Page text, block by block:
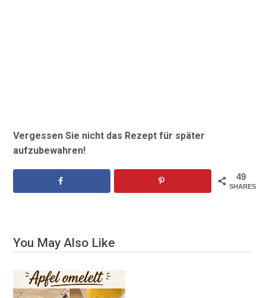
Vergessen Sie nicht das Rezept für später
aufzubewahren!
49
SHARES
You May Also Like